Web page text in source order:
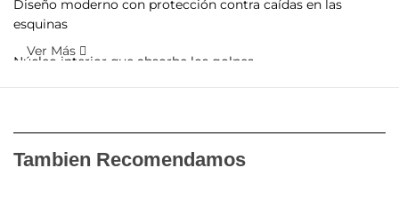
Diseño moderno con protección contra caídas en las
esquinas
Núcleo interior que absorbe los golpes.
Pantalla elevada y bisel de la cámara para mayor
protección
Ver Más
Tambien Recomendamos